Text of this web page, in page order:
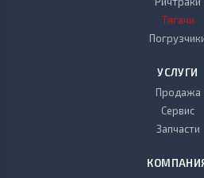
Тягачи
УСЛУГИ
Продажа
Сервис
Запчасти